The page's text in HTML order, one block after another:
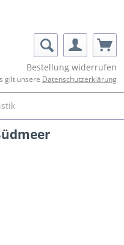
Bestellung widerrufen
gilt unsere Datenschutzerklärung